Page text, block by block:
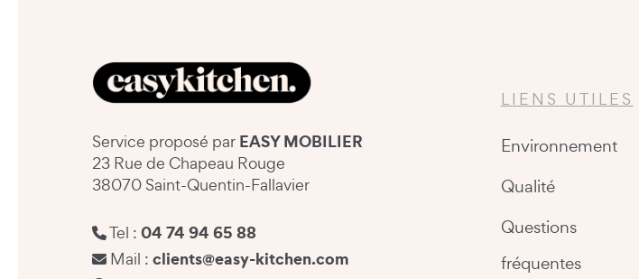
Service proposé par EASY MOBILIER
23 Rue de Chapeau Rouge
38070 Saint-Quentin-Fallavier
Tel : 04 74 94 65 88
Mail : clients@easy-kitchen.com
LIENS UTILES
Environnement
Qualité
Questions
fréquentes